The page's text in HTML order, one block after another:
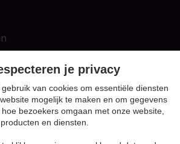
je privacy
van cookies om essentiële diensten
mogelijk te maken en om gegevens
bezoekers omgaan met onze website,
producten en diensten.